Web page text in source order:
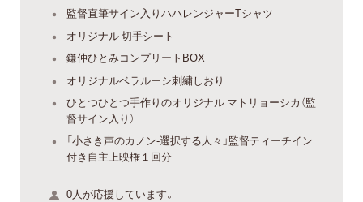
監督直筆サイン入りハハレンジャーTシャツ
オリジナル 切手シート
鎌仲ひとみコンプリートBOX
オリジナルベラルーシ刺繍しおり
ひとつひとつ手作りのオリジナル マトリョーシカ（監
督サイン入り）
「小さき声のカノン-選択する人々」監督ティーチイン
付き自主上映権１回分
0人が応援しています。